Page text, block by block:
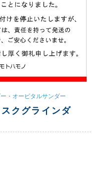
・オービタルサンダー
クグラインダ